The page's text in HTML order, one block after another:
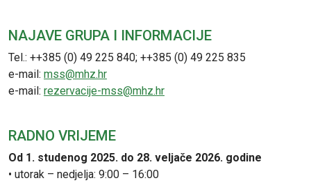
NAJAVE GRUPA I INFORMACIJE
Tel.: ++385 (0) 49 225 840; ++385 (0) 49 225 835
e-mail: mss@mhz.hr
e-mail: rezervacije-mss@mhz.hr
RADNO VRIJEME
Od 1. studenog 2025. do 28. veljače 2026. godine
• utorak – nedjelja: 9:00 – 16:00